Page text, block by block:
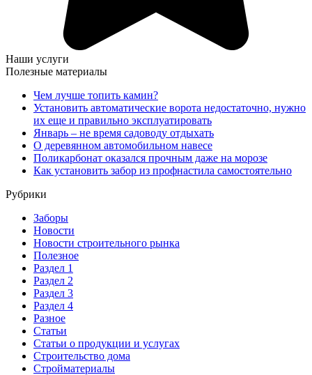
Наши услуги
Полезные материалы
Чем лучше топить камин?
Установить автоматические ворота недостаточно, нужно
их еще и правильно эксплуатировать
Январь – не время садоводу отдыхать
О деревянном автомобильном навесе
Поликарбонат оказался прочным даже на морозе
Как установить забор из профнастила самостоятельно
Рубрики
Заборы
Новости
Новости строительного рынка
Полезное
Раздел 1
Раздел 2
Раздел 3
Раздел 4
Разное
Статьи
Статьи o продукции и услугах
Строительство дома
Стройматериалы